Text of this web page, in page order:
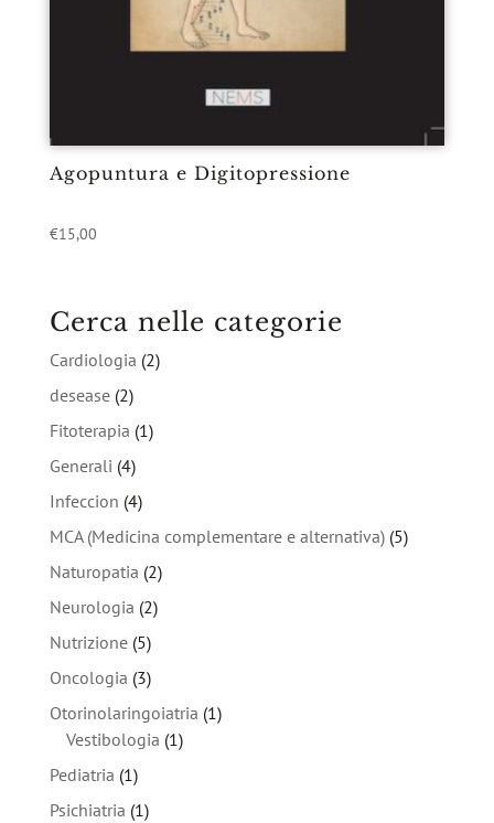
Agopuntura e Digitopressione
€15,00
Cerca nelle categorie
Cardiologia (2)
desease (2)
Fitoterapia (1)
Generali (4)
Infeccion (4)
MCA (Medicina complementare e alternativa) (5)
Naturopatia (2)
Neurologia (2)
Nutrizione (5)
Oncologia (3)
Otorinolaringoiatria (1)
Vestibologia (1)
Pediatria (1)
Psichiatria (1)